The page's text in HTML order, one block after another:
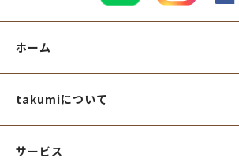
ホーム
takumiについて
サービス